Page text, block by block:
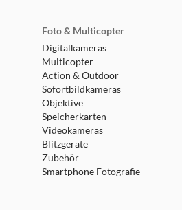
Foto & Multicopter
Digitalkameras
Multicopter
Action & Outdoor
Sofortbildkameras
Objektive
Speicherkarten
Videokameras
Blitzgeräte
Zubehör
Smartphone Fotografie